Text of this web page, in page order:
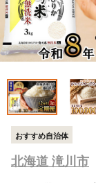
おすすめ自治体
北海道 滝川市